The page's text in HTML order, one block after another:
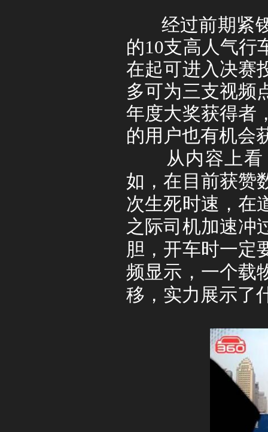
经过前期紧锣
的10支高人气行
在起可进入决赛
多可为三支视频
年度大奖获得者
的用户也有机会
从内容上看，
如，在目前获赞
次生死时速，在
之际司机加速冲
胆，开车时一定
频显示，一个载
移，实力展示了